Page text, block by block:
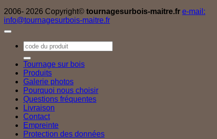
2006- 2026 Copyright© tournagesurbois-maitre.fr e-mail:
info@tournagesurbois-maitre.fr
Recherche
pour :
Tournage sur bois
Produits
Galerie photos
Pourquoi nous choisir
Questions fréquentes
Livraison
Contact
Empreinte
Protection des données